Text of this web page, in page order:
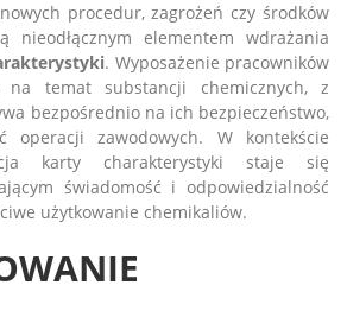
procedur, zagrożeń czy środków
nieodłącznym elementem wdrażania
. Wyposażenie pracowników
temat substancji chemicznych, z
bezpośrednio na ich bezpieczeństwo,
operacji zawodowych. W kontekście
karty charakterystyki staje się
świadomość i odpowiedzialność
użytkowanie chemikaliów.